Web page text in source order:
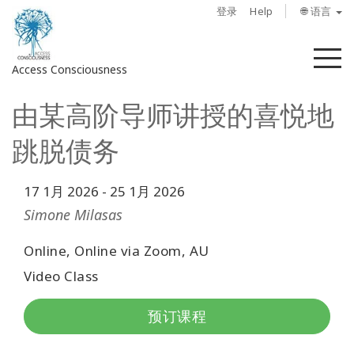
登录 Help 🌐 语言
Access Consciousness
菜
登
录
您
帐
户
关
Access
Bars
由某高阶导师讲授的喜悦地
跳脱债务
17 1月 2026 - 25 1月 2026
Simone Milasas
Online, Online via Zoom, AU
Video Class
预订课程